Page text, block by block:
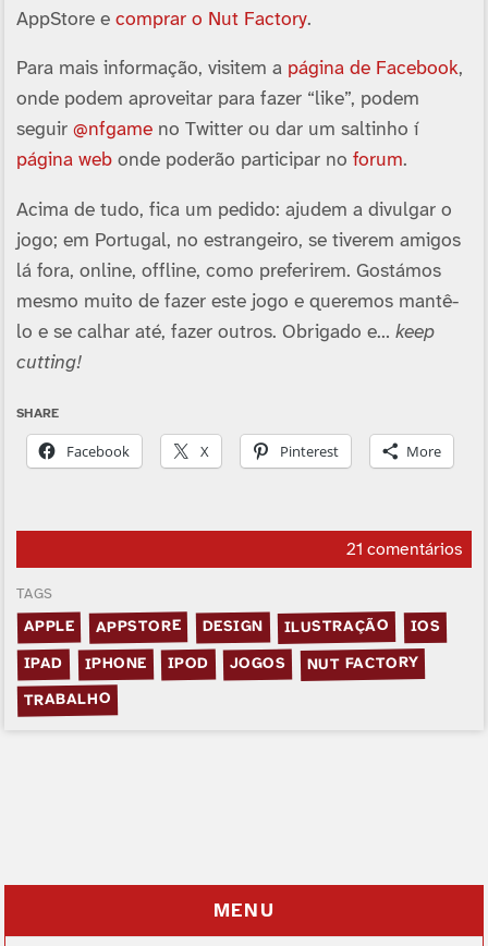
AppStore e comprar o Nut Factory.
Para mais informação, visitem a página de Facebook,
onde podem aproveitar para fazer “like”, podem
seguir @nfgameno Twitter ou dar um saltinho í
página webonde poderão participar no forum.
Acima de tudo, fica um pedido: ajudem a divulgar o
jogo; em Portugal, no estrangeiro, se tiverem amigos
lá fora, online, offline, como preferirem. Gostámos
mesmo muito de fazer este jogo e queremos mantê-
lo e se calhar até, fazer outros. Obrigado e… keep
cutting!
SHARE
Facebook X Pinterest More
21 comentários
TAGS
APPLE APPSTORE DESIGN ILUSTRAÇÃO IOS
IPAD IPHONE IPOD JOGOS NUT FACTORY
TRABALHO
MENU